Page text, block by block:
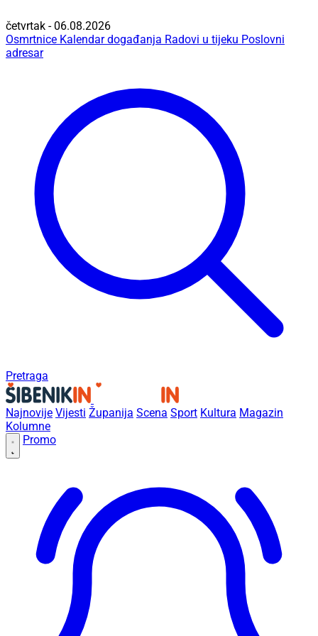
četvrtak - 06.08.2026
Osmrtnice Kalendar događanja Radovi u tijeku Poslovni
adresar
Pretraga
Najnovije Vijesti Županija Scena Sport Kultura Magazin
Kolumne
Promo